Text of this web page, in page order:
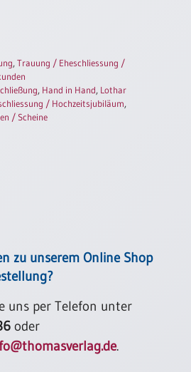
,Trauung / Eheschliessung /
, Hand in Hand, Lothar
/ Hochzeitsjubiläum,
/ Scheine
zu unserem Online Shop
uns per Telefon unter
oder
.